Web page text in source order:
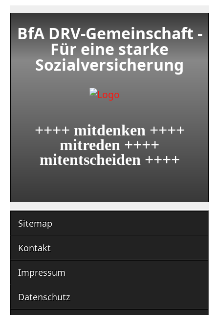
BfA DRV-Gemeinschaft -
Für eine starke
Sozialversicherung
++++ mitdenken ++++
mitreden ++++
mitentscheiden ++++
Sitemap
Kontakt
Impressum
Datenschutz